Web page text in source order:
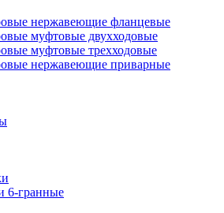
нержавеющие фланцевые
муфтовые двухходовые
муфтовые трехходовые
нержавеющие приварные
6-гранные